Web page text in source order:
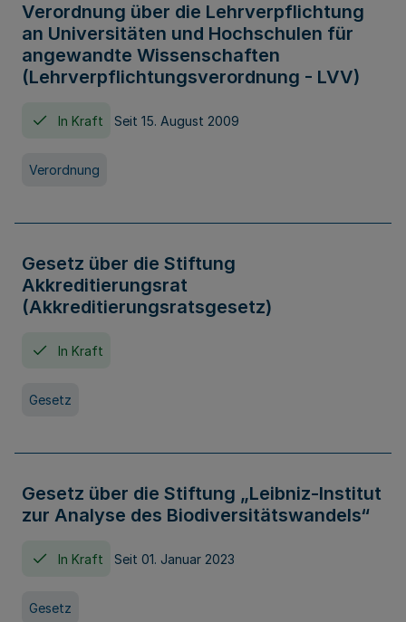
Verordnung über die Lehrverpflichtung
an Universitäten und Hochschulen für
angewandte Wissenschaften
(Lehrverpflichtungsverordnung - LVV)
In Kraft Seit 15. August 2009
Verordnung
Gesetz über die Stiftung
Akkreditierungsrat
(Akkreditierungsratsgesetz)
In Kraft
Gesetz
Gesetz über die Stiftung „Leibniz-Institut
zur Analyse des Biodiversitätswandels“
In Kraft Seit 01. Januar 2023
Gesetz